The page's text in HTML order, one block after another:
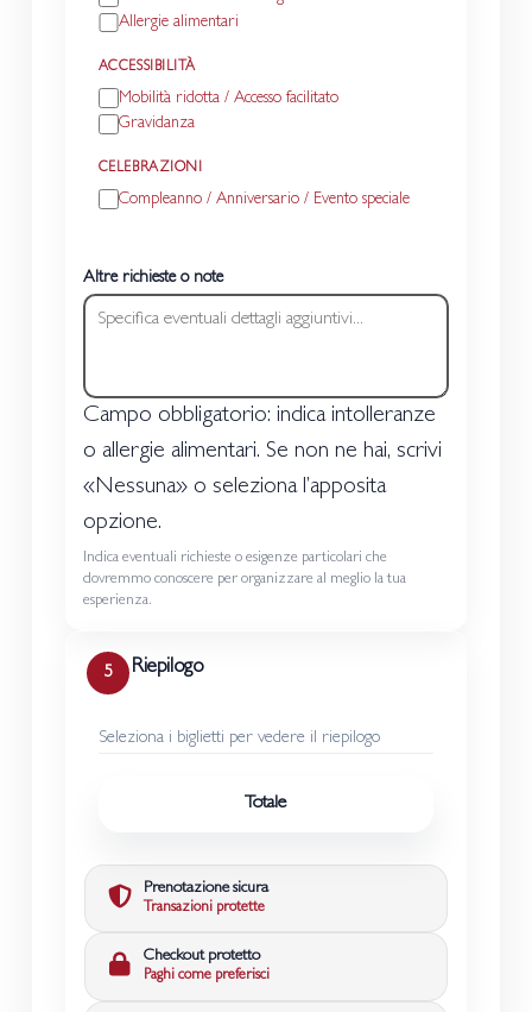
Allergie alimentari
ACCESSIBILITÀ
Mobilità ridotta / Accesso facilitato
Gravidanza
CELEBRAZIONI
Compleanno / Anniversario / Evento speciale
Altre richieste o note
Campo obbligatorio: indica intolleranze
o allergie alimentari. Se non ne hai, scrivi
«Nessuna» o seleziona l’apposita
opzione.
Indica eventuali richieste o esigenze particolari che
dovremmo conoscere per organizzare al meglio la tua
esperienza.
5 Riepilogo
Seleziona i biglietti per vedere il riepilogo
Totale
Prenotazione sicura
Transazioni protette
Checkout protetto
Paghi come preferisci